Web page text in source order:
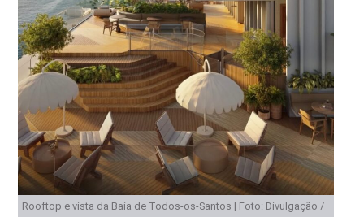
Rooftop e vista da Baía de Todos-os-Santos | Foto: Divulgação /